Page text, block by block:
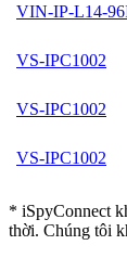
VIN-IP-L14-
VS-IPC1002
VS-IPC1002
VS-IPC1002
* iSpyConnect
thời. Chúng tôi